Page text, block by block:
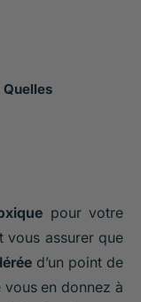
pour votre
vous assurer que
d’un point de
vous en donnez à